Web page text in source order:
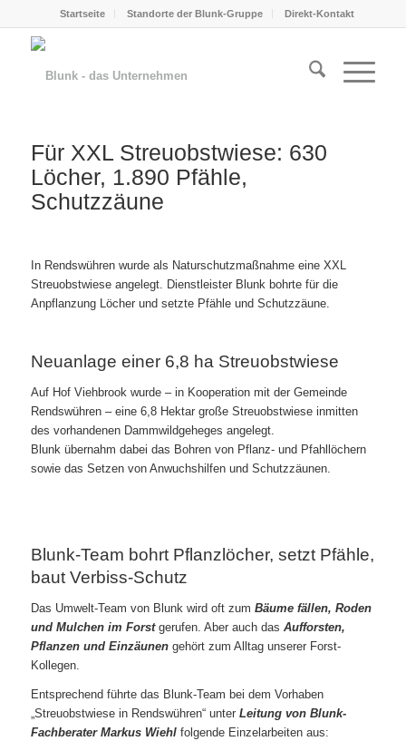
Startseite Standorte der Blunk-Gruppe Direkt-Kontakt
Für XXL Streuobstwiese: 630
Löcher, 1.890 Pfähle,
Schutzzäune
In Rendswühren wurde als Naturschutzmaßnahme eine XXL
Streuobstwiese angelegt. Dienstleister Blunk bohrte für die
Anpflanzung Löcher und setzte Pfähle und Schutzzäune.
Neuanlage einer 6,8 ha Streuobstwiese
Auf Hof Viehbrook wurde – in Kooperation mit der Gemeinde
Rendswühren – eine 6,8 Hektar große Streuobstwiese inmitten
des vorhandenen Dammwildgeheges angelegt.
Blunk übernahm dabei das Bohren von Pflanz- und Pfahllöchern
sowie das Setzen von Anwuchshilfen und Schutzzäunen.
Blunk-Team bohrt Pflanzlöcher, setzt Pfähle,
baut Verbiss-Schutz
Das Umwelt-Team von Blunk wird oft zum Bäume fällen, Roden
und Mulchen im Forstgerufen. Aber auch das Aufforsten,
Pflanzen und Einzäunengehört zum Alltag unserer Forst-
Kollegen.
Entsprechend führte das Blunk-Team bei dem Vorhaben
„Streuobstwiese in Rendswühren“ unter Leitung von Blunk-
Fachberater Markus Wiehlfolgende Einzelarbeiten aus: